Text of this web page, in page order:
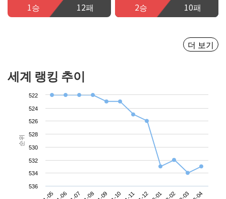
1승
12패
2승
10패
더 보기
세계 랭킹 추이
순위
522
524
526
528
530
532
534
536